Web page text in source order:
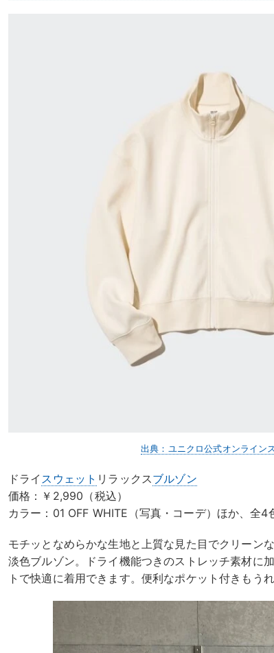
出典：ユニクロ公式オンライン
ドライ スウェット リラックスブルゾン
価格：￥2,990（税込）
カラー：01 OFF WHITE（写真・コーデ）ほか、全4
モチッとなめらかな生地と上質な見た目でクリーン
淡色ブルゾン。ドライ機能つきのストレッチ素材に
トで快適に着用できます。便利なポケット付きもう